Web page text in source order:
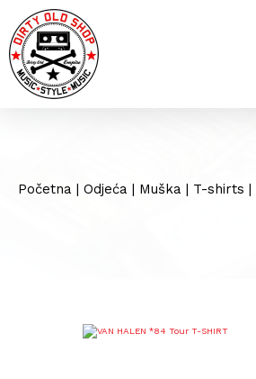
Početna | Odjeća | Muška | T-shirts |